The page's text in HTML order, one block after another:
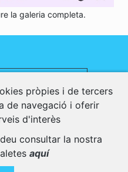
la galeria completa.
pròpies i de tercers
de navegació i oferir
d'interès
consultar la nostra
aquí